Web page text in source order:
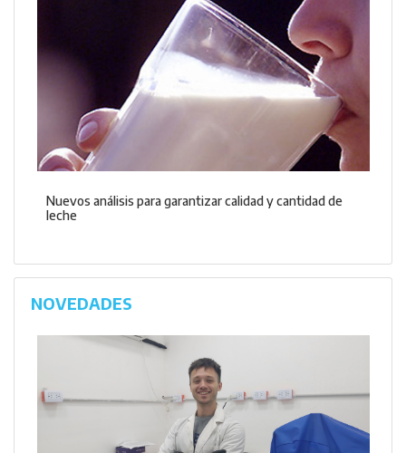
Nuevos análisis para garantizar calidad y cantidad de
leche
NOVEDADES